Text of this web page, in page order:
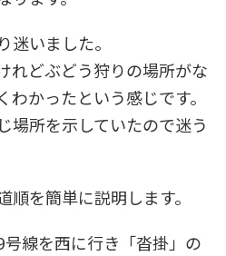
迷いました。
れどぶどう狩りの場所がな
かったという感じです。
場所を示していたので迷う
を簡単に説明します。
線を西に行き「沓掛」の